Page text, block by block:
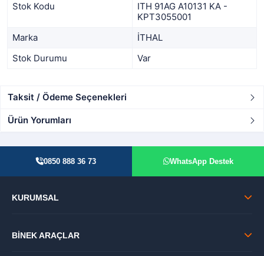
Stok Kodu
ITH 91AG A10131 KA -
KPT3055001
Marka
İTHAL
Stok Durumu
Var
Taksit / Ödeme Seçenekleri
Ürün Yorumları
0850 888 36 73 WhatsApp Destek
KURUMSAL
BİNEK ARAÇLAR